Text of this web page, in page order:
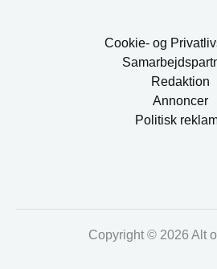
Cookie- og
Redaktion
Annoncer
Politisk
Copyright © 2026 Alt